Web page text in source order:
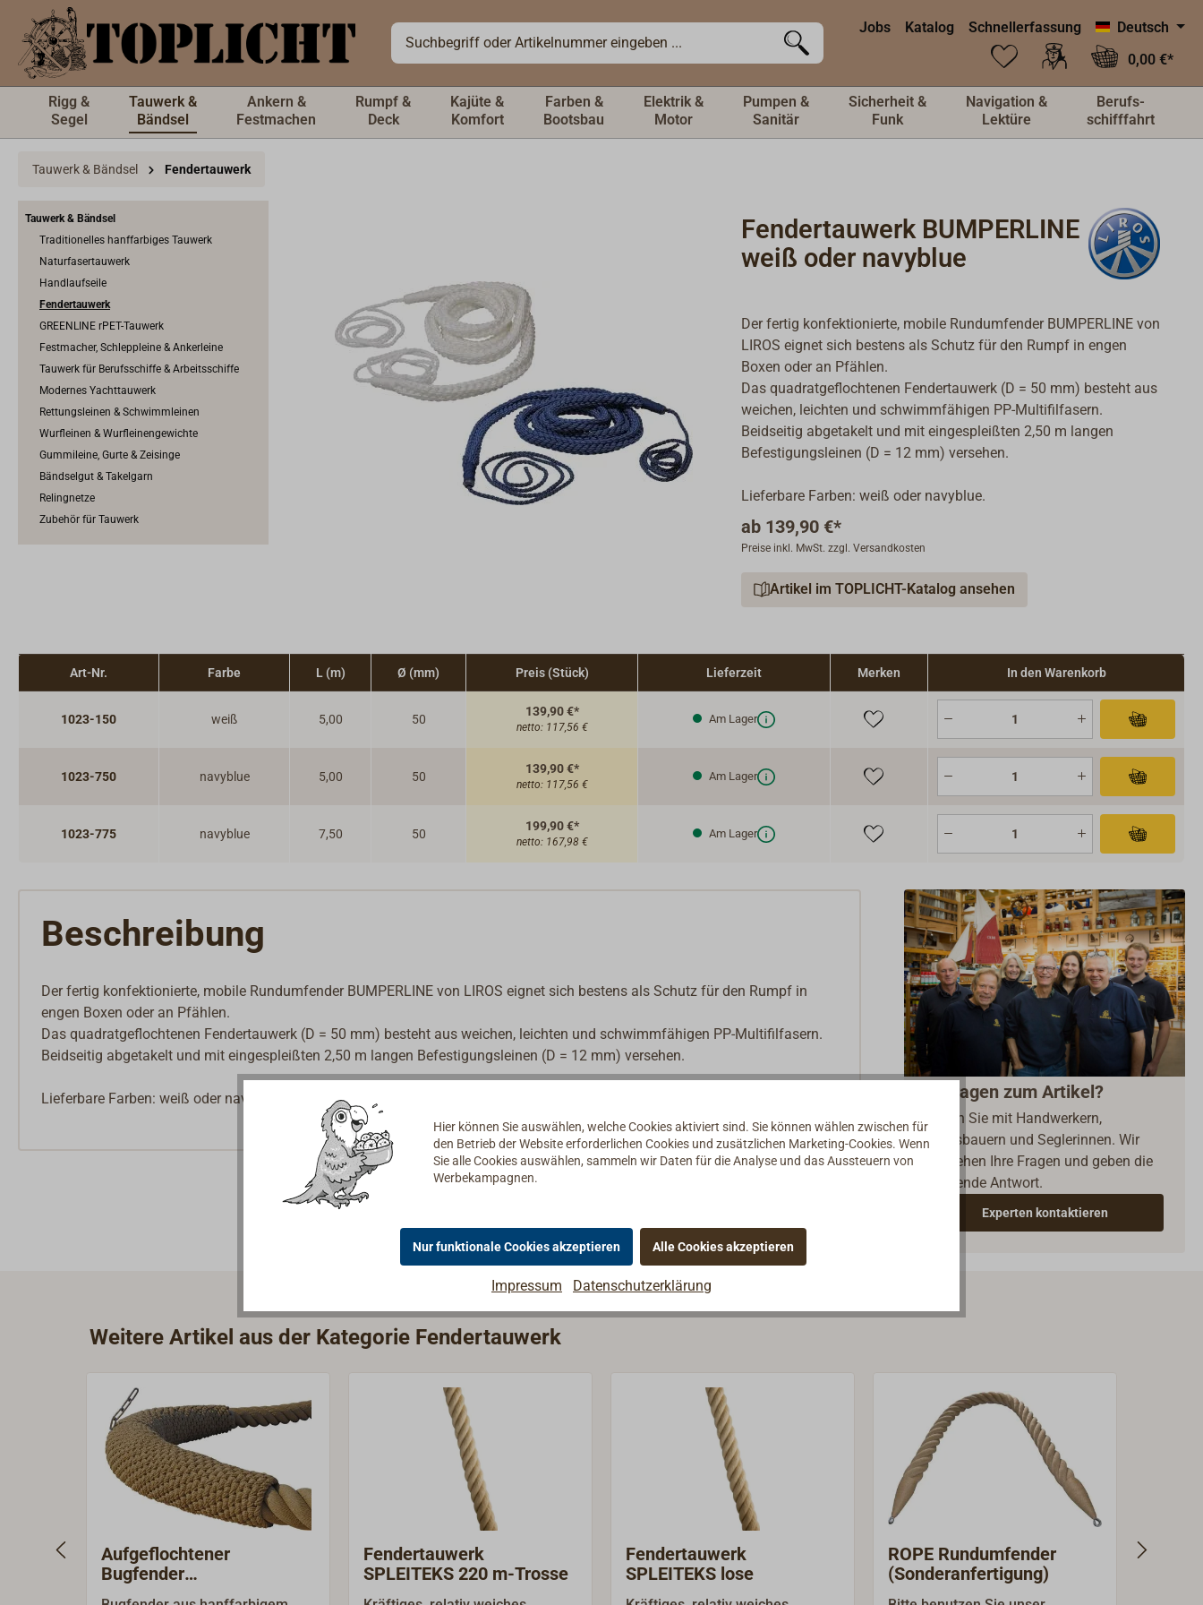
springen Jobs Katalog Schnellerfassung
Deutsch
0,00 €*
Rigg &
Segel
Tauwerk &
Bändsel
Ankern &
Festmachen
Rumpf &
Deck
Kajüte &
Komfort
Farben &
Bootsbau
Elektrik &
Motor
Pumpen &
Sanitär
Sicherheit &
Funk
Navigation &
Lektüre
Berufs-
schifffahrt
Tauwerk & Bändsel Fendertauwerk
Tauwerk & Bändsel
Traditionelles hanffarbiges Tauwerk
Naturfasertauwerk
Handlaufseile
Fendertauwerk
GREENLINE rPET-Tauwerk
Festmacher, Schleppleine & Ankerleine
Tauwerk für Berufsschiffe & Arbeitsschiffe
Modernes Yachttauwerk
Rettungsleinen & Schwimmleinen
Wurfleinen & Wurfleinengewichte
Gummileine, Gurte & Zeisinge
Bändselgut & Takelgarn
Relingnetze
Zubehör für Tauwerk
Fendertauwerk BUMPERLINE
weiß oder navyblue
Der fertig konfektionierte, mobile Rundumfender BUMPERLINE von
LIROS eignet sich bestens als Schutz für den Rumpf in engen
Boxen oder an Pfählen.
Das quadratgeflochtenen Fendertauwerk (D = 50 mm) besteht aus
weichen, leichten und schwimmfähigen PP-Multifilfasern.
Beidseitig abgetakelt und mit eingespleißten 2,50 m langen
Befestigungsleinen (D = 12 mm) versehen.
Lieferbare Farben: weiß oder navyblue.
ab 139,90 €*
Preise inkl. MwSt. zzgl. Versandkosten
Artikel im TOPLICHT-Katalog ansehen
Art-Nr. Farbe L (m) Ø (mm) Preis (Stück) Lieferzeit Merken In den Warenkorb
1023-150 weiß 5,00 50
139,90 €*
netto: 117,56 €
Am Lager
1023-750 navyblue 5,00 50
139,90 €*
netto: 117,56 €
Am Lager
1023-775 navyblue 7,50 50
199,90 €*
netto: 167,98 €
Am Lager
Beschreibung
Der fertig konfektionierte, mobile Rundumfender BUMPERLINE von LIROS eignet sich bestens als Schutz für den Rumpf in
engen Boxen oder an Pfählen.
Das quadratgeflochtenen Fendertauwerk (D = 50 mm) besteht aus weichen, leichten und schwimmfähigen PP-Multifilfasern.
Beidseitig abgetakelt und mit eingespleißten 2,50 m langen Befestigungsleinen (D = 12 mm) versehen.
Lieferbare Farben: weiß oder navyblue. Fragen zum Artikel?
Reden Sie mit Handwerkern,
Bootsbauern und Seglerinnen. Wir
verstehen Ihre Fragen und geben die
passende Antwort.
Experten kontaktieren
Weitere Artikel aus der Kategorie Fendertauwerk
Aufgeflochtener
Bugfender
(Sonderanfertigung)
Fendertauwerk
SPLEITEKS 220 m-Trosse
Fendertauwerk
SPLEITEKS lose
ROPE Rundumfender
(Sonderanfertigung)
Hier können Sie auswählen, welche Cookies aktiviert sind. Sie können wählen zwischen für
den Betrieb der Website erforderlichen Cookies und zusätzlichen Marketing-Cookies. Wenn
Sie alle Cookies auswählen, sammeln wir Daten für die Analyse und das Aussteuern von
Werbekampagnen.
Nur funktionale Cookies akzeptieren Alle Cookies akzeptieren
Impressum Datenschutzerklärung